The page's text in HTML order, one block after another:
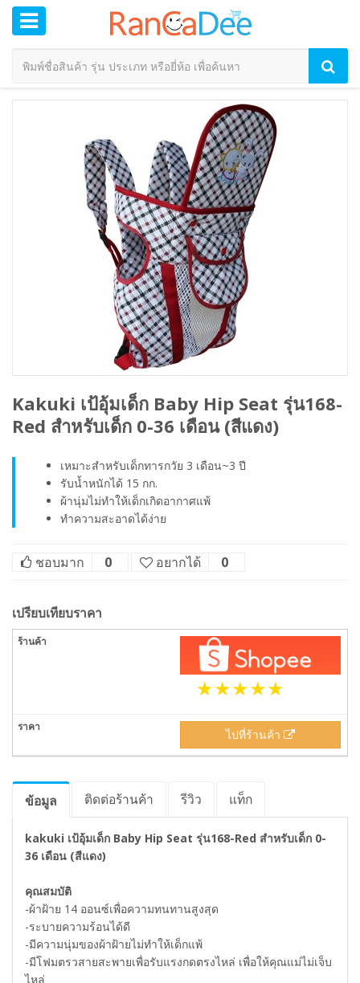
Kakuki เป้อุ้มเด็ก Baby Hip Seat รุ่น168-
Red สำหรับเด็ก 0-36 เดือน (สีแดง)
เหมาะสำหรับเด็กทารกวัย 3 เดือน~3 ปี
รับน้ำหนักได้ 15 กก.
ผ้านุ่มไม่ทำให้เด็กเกิดอากาศแพ้
ทำความสะอาดได้ง่าย
ชอบมาก 0 อยากได้ 0
เปรียบเทียบราคา
ไปที่ร้านค้า
ข้อมูล ติดต่อร้านค้า รีวิว แท็ก
kakuki เป้อุ้มเด็ก Baby Hip Seat รุ่น168-Red สำหรับเด็ก 0-
36 เดือน (สีแดง)
คุณสมบัติ
-ผ้าฝ้าย 14 ออนซ์เพื่อความทนทานสูงสุด
-ระบายความร้อนได้ดี
-มีความนุ่มของผ้าฝ้ายไม่ทำให้เด็กแพ้
-มีโฟมตรวสายสะพายเพื่อรับแรงกดตรงไหล่ เพื่อให้คุณแม่ไม่เจ็บ
ไหล่